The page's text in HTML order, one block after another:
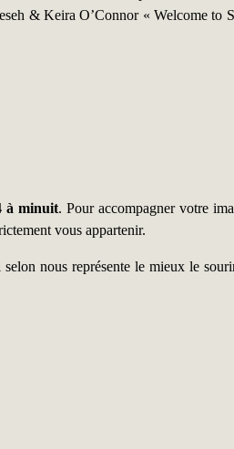
& Keira O’Connor « Welcome to
à minuit. Pour accompagner votre
vous appartenir.
nous représente le mieux le